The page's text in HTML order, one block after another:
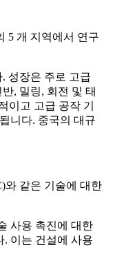
5 개 지역에서 연구
성장은 주로 고급
, 밀링, 회전 및 태
이고 고급 공작 기
니다. 중국의 대규
와 같은 기술에 대한
사용 촉진에 대한
이는 건설에 사용